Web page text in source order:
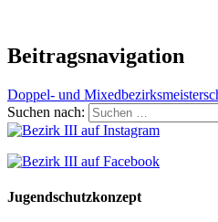
Beitragsnavigation
Doppel- und
Suchen nach:
Jugendschutzkonzept